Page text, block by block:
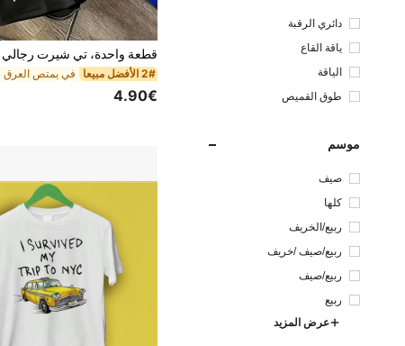
دائري الرقبة
ياقة القاع
الياقة
طوق القميص
موسم
صيف
كلها
ربيع/الخريف
ربيع/صيف /خريف
ربيع/صيف
ربيع
عرض المزيد
2# الأفضل مبيعا
4.90€